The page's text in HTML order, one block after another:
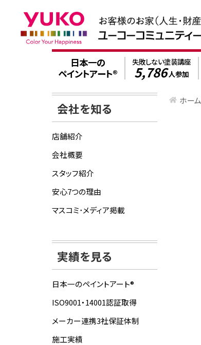
日本一の
ペイントアート®
失敗しない塗装講座
5,786人参加
ホーム
会社を知る
店舗紹介
会社概要
スタッフ紹介
安心7つの理由
マスコミ･メディア掲載
実績を見る
日本一のペイントアート®
ISO9001・14001認証取得
メーカー連携3社保証体制
施工実績